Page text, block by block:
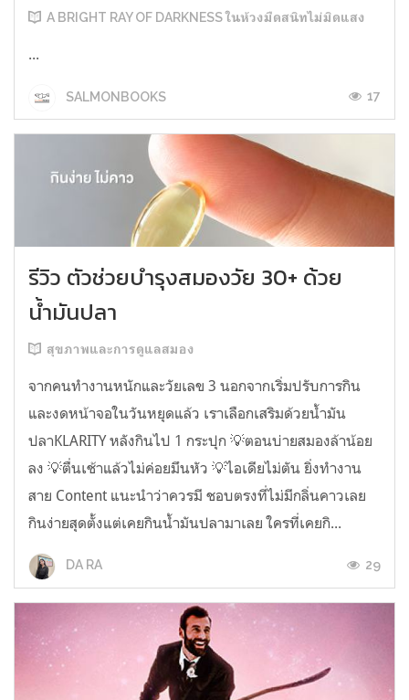
A BRIGHT RAY OF DARKNESS ในห้วงมืดสนิทไม่มิดแสง
...
SALMONBOOKS 17
รีวิว ตัวช่วยบำรุงสมองวัย 30+ ด้วย
น้ำมันปลา
สุขภาพและการดูแลสมอง
จากคนทำงานหนักและวัยเลข 3 นอกจากเริ่มปรับการกิน
และงดหน้าจอในวันหยุดแล้ว เราเลือกเสริมด้วยน้ำมัน
ปลาKLARITY หลังกินไป 1 กระปุก 💡ตอนบ่ายสมองล้าน้อย
ลง 💡ตื่นเช้าแล้วไม่ค่อยมึนหัว 💡ไอเดียไม่ตัน ยิ่งทำงาน
สาย Content แนะนำว่าควรมี ชอบตรงที่ไม่มีกลิ่นคาวเลย
กินง่ายสุดตั้งแต่เคยกินน้ำมันปลามาเลย ใครที่เคยกิ...
DA RA 29